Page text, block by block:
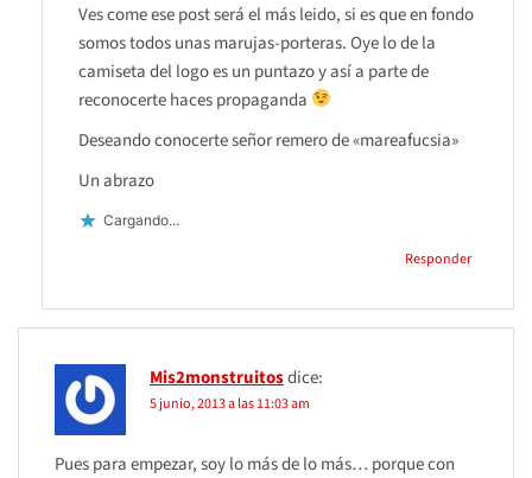
Ves come ese post será el más leido, si es que en fondo
somos todos unas marujas-porteras. Oye lo de la
camiseta del logo es un puntazo y así a parte de
reconocerte haces propaganda
Deseando conocerte señor remero de «mareafucsia»
Un abrazo
Cargando...
Responder
Mis2monstruitosdice:
5 junio, 2013 a las 11:03 am
Pues para empezar, soy lo más de lo más… porque con